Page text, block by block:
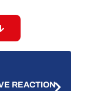
REACTION